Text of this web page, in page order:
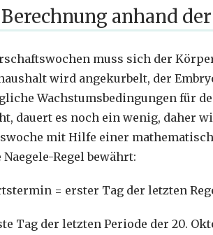
anhand
muss sich der
wird angekurbelt, der
Wachstumsbedingungen für
dauert es noch ein wenig, daher
mit Hilfe einer
Regel bewährt:
= erster Tag der letzten
Tag der letzten Periode der 20.